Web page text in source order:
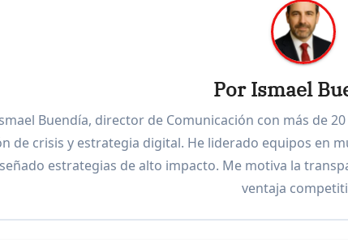
PorIsmael
Buendía, director de Comunicación con más de
de crisis y estrategia digital. He liderado equipos en
estrategias de alto impacto. Me motiva la
ventaja